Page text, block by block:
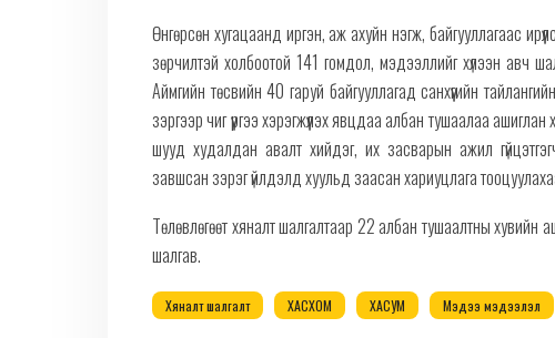
Өнгөрсөн хугацаанд иргэн, аж ахуйн нэгж, байгууллагаас
зөрчилтэй холбоотой 141 гомдол, мэдээллийг хүлээн авч
Аймгийн төсвийн 40 гаруй байгууллагад санхүүгийн
зэргээр чиг үүргээ хэрэгжүүлэх явцдаа албан тушаалаа
шууд худалдан авалт хийдэг, их засварын ажил
завшсан зэрэг үйлдэлд хуульд заасан хариуцлага
Төлөвлөгөөт хяналт шалгалтаар 22 албан тушаалтны хувийн
шалгав.
Хяналт шалгалт ХАСХОМ ХАСУМ Мэдээ мэдээлэл